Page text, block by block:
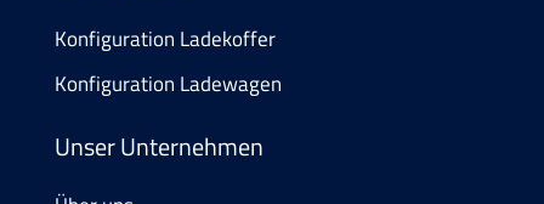
Konfiguration Ladekoffer
Konfiguration Ladewagen
Unser Unternehmen